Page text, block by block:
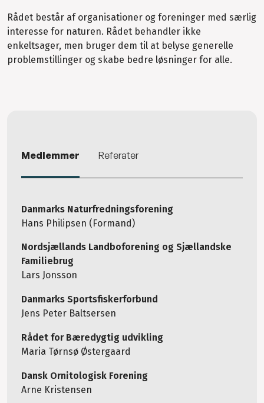
Rådet består af organisationer og foreninger med særlig
interesse for naturen. Rådet behandler ikke
enkeltsager, men bruger dem til at belyse generelle
problemstillinger og skabe bedre løsninger for alle.
Medlemmer Referater
Danmarks Naturfredningsforening
Hans Philipsen (Formand)
Nordsjællands Landboforening og Sjællandske
Familiebrug
Lars Jonsson
Danmarks Sportsfiskerforbund
Jens Peter Baltsersen
Rådet for Bæredygtig udvikling
Maria Tørnsø Østergaard
Dansk Ornitologisk Forening
Arne Kristensen